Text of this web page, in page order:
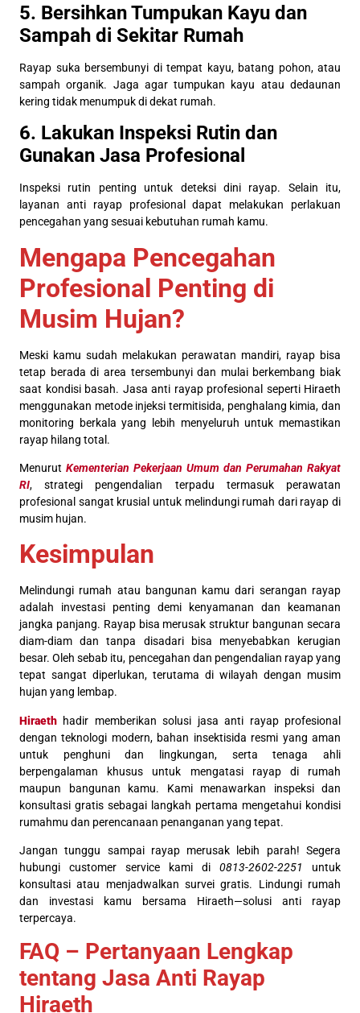
5. Bersihkan Tumpukan Kayu dan
Sampah di Sekitar Rumah
Rayap suka bersembunyi di tempat kayu, batang pohon, atau
sampah organik. Jaga agar tumpukan kayu atau dedaunan
kering tidak menumpuk di dekat rumah.
6. Lakukan Inspeksi Rutin dan
Gunakan Jasa Profesional
Inspeksi rutin penting untuk deteksi dini rayap. Selain itu,
layanan anti rayap profesional dapat melakukan perlakuan
pencegahan yang sesuai kebutuhan rumah kamu.
Mengapa Pencegahan
Profesional Penting di
Musim Hujan?
Meski kamu sudah melakukan perawatan mandiri, rayap bisa
tetap berada di area tersembunyi dan mulai berkembang biak
saat kondisi basah. Jasa anti rayap profesional seperti Hiraeth
menggunakan metode injeksi termitisida, penghalang kimia, dan
monitoring berkala yang lebih menyeluruh untuk memastikan
rayap hilang total.
Menurut Kementerian Pekerjaan Umum dan Perumahan Rakyat
RI, strategi pengendalian terpadu termasuk perawatan
profesional sangat krusial untuk melindungi rumah dari rayap di
musim hujan.
Kesimpulan
Melindungi rumah atau bangunan kamu dari serangan rayap
adalah investasi penting demi kenyamanan dan keamanan
jangka panjang. Rayap bisa merusak struktur bangunan secara
diam-diam dan tanpa disadari bisa menyebabkan kerugian
besar. Oleh sebab itu, pencegahan dan pengendalian rayap yang
tepat sangat diperlukan, terutama di wilayah dengan musim
hujan yang lembap.
Hiraeth hadir memberikan solusi jasa anti rayap profesional
dengan teknologi modern, bahan insektisida resmi yang aman
untuk penghuni dan lingkungan, serta tenaga ahli
berpengalaman khusus untuk mengatasi rayap di rumah
maupun bangunan kamu. Kami menawarkan inspeksi dan
konsultasi gratis sebagai langkah pertama mengetahui kondisi
rumahmu dan perencanaan penanganan yang tepat.
Jangan tunggu sampai rayap merusak lebih parah! Segera
hubungi customer service kami di 0813-2602-2251
untuk
konsultasi atau menjadwalkan survei gratis. Lindungi rumah
dan investasi kamu bersama Hiraeth—solusi anti rayap
terpercaya.
FAQ – Pertanyaan Lengkap
tentang Jasa Anti Rayap
Hiraeth